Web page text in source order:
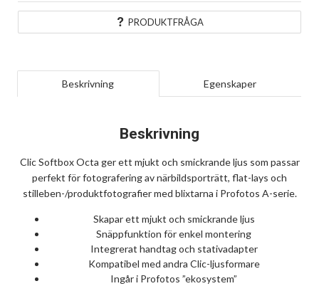
PRODUKTFRÅGA
Beskrivning Egenskaper
Beskrivning
Clic Softbox Octa ger ett mjukt och smickrande ljus som passar
perfekt för fotografering av närbildsporträtt, flat-lays och
stilleben-/produktfotografier med blixtarna i Profotos A-serie.
Skapar ett mjukt och smickrande ljus
Snäppfunktion för enkel montering
Integrerat handtag och stativadapter
Kompatibel med andra Clic-ljusformare
Ingår i Profotos ”ekosystem”